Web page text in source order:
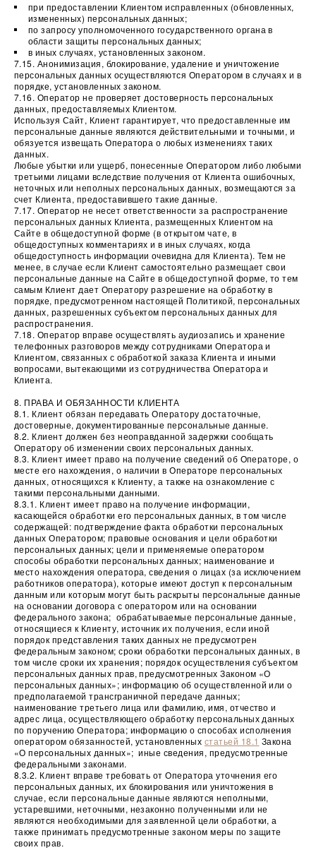
при предоставлении Клиентом исправленных (обновленных,
измененных) персональных данных;
по запросу уполномоченного государственного органа в
области защиты персональных данных;
в иных случаях, установленных законом.
7.15. Анонимизация, блокирование, удаление и уничтожение
персональных данных осуществляются Оператором в случаях и в
порядке, установленных законом.
7.16. Оператор не проверяет достоверность персональных
данных, предоставляемых Клиентом.
Используя Сайт, Клиент гарантирует, что предоставленные им
персональные данные являются действительными и точными, и
обязуется извещать Оператора о любых изменениях таких
данных.
Любые убытки или ущерб, понесенные Оператором либо любыми
третьими лицами вследствие получения от Клиента ошибочных,
неточных или неполных персональных данных, возмещаются за
счет Клиента, предоставившего такие данные.
7.17. Оператор не несет ответственности за распространение
персональных данных Клиента, размещенных Клиентом на
Сайте в общедоступной форме (в открытом чате, в
общедоступных комментариях и в иных случаях, когда
общедоступность информации очевидна для Клиента). Тем не
менее, в случае если Клиент самостоятельно размещает свои
персональные данные на Сайте в общедоступной форме, то тем
самым Клиент дает Оператору разрешение на обработку в
порядке, предусмотренном настоящей Политикой, персональных
данных, разрешенных субъектом персональных данных для
распространения.
7.18. Оператор вправе осуществлять аудиозапись и хранение
телефонных разговоров между сотрудниками Оператора и
Клиентом, связанных с обработкой заказа Клиента и иными
вопросами, вытекающими из сотрудничества Оператора и
Клиента.
8. ПРАВА И ОБЯЗАННОСТИ КЛИЕНТА
8.1. Клиент обязан передавать Оператору достаточные,
достоверные, документированные персональные данные.
8.2. Клиент должен без неоправданной задержки сообщать
Оператору об изменении своих персональных данных.
8.3. Клиент имеет право на получение сведений об Операторе, о
месте его нахождения, о наличии в Операторе персональных
данных, относящихся к Клиенту, а также на ознакомление с
такими персональными данными.
8.3.1. Клиент имеет право на получение информации,
касающейся обработки его персональных данных, в том числе
содержащей: подтверждение факта обработки персональных
данных Оператором; правовые основания и цели обработки
персональных данных; цели и применяемые оператором
способы обработки персональных данных; наименование и
место нахождения оператора, сведения о лицах (за исключением
работников оператора), которые имеют доступ к персональным
данным или которым могут быть раскрыты персональные данные
на основании договора с оператором или на основании
федерального закона; обрабатываемые персональные данные,
относящиеся к Клиенту, источник их получения, если иной
порядок представления таких данных не предусмотрен
федеральным законом; сроки обработки персональных данных, в
том числе сроки их хранения; порядок осуществления субъектом
персональных данных прав, предусмотренных Законом «О
персональных данных»; информацию об осуществленной или о
предполагаемой трансграничной передаче данных;
наименование третьего лица или фамилию, имя, отчество и
адрес лица, осуществляющего обработку персональных данных
по поручению Оператора; информацию о способах исполнения
оператором обязанностей, установленных статьей 18.1 Закона
«О персональных данных»; иные сведения, предусмотренные
федеральными законами.
8.3.2. Клиент вправе требовать от Оператора уточнения его
персональных данных, их блокирования или уничтожения в
случае, если персональные данные являются неполными,
устаревшими, неточными, незаконно полученными или не
являются необходимыми для заявленной цели обработки, а
также принимать предусмотренные законом меры по защите
своих прав.